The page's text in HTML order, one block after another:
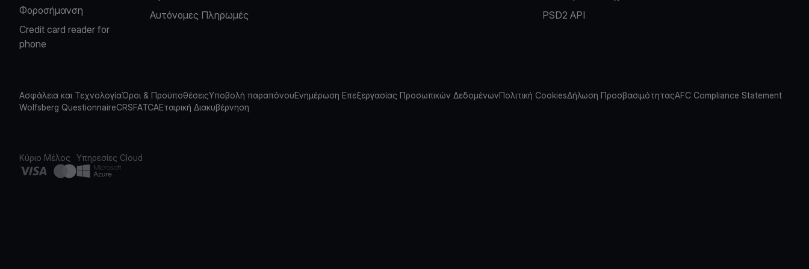
Φοροσήμανση
Credit card reader for
phone
Αυτόνομες Πληρωμές
PSD2 API
Ασφάλεια και ΤεχνολογίαΌροι & ΠροϋποθέσειςΥποβολή παραπόνουΕνημέρωση Επεξεργασίας Προσωπικών ΔεδομένωνΠολιτική CookiesΔήλωση ΠροσβασιμότηταςAFC Compliance Statement
Wolfsberg QuestionnaireCRSFATCAΕταιρική Διακυβέρνηση
Κύριο Μέλος Υπηρεσίες Cloud